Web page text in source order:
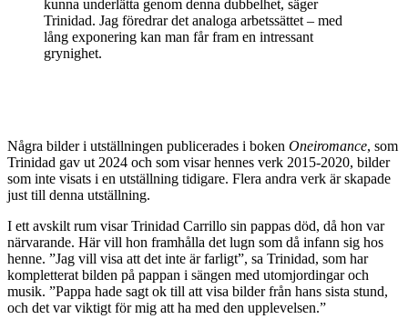
kunna underlätta genom denna dubbelhet, säger
Trinidad. Jag föredrar det analoga arbetssättet – med
lång exponering kan man får fram en intressant
grynighet.
Några bilder i utställningen publicerades i boken Oneiromance, som
Trinidad gav ut 2024 och som visar hennes verk 2015-2020, bilder
som inte visats i en utställning tidigare. Flera andra verk är skapade
just till denna utställning.
I ett avskilt rum visar Trinidad Carrillo sin pappas död, då hon var
närvarande. Här vill hon framhålla det lugn som då infann sig hos
henne. ”Jag vill visa att det inte är farligt”, sa Trinidad, som har
kompletterat bilden på pappan i sängen med utomjordingar och
musik. ”Pappa hade sagt ok till att visa bilder från hans sista stund,
och det var viktigt för mig att ha med den upplevelsen.”